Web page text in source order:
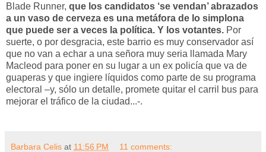
Blade Runner, que los candidatos ‘se vendan’ abrazados
a un vaso de cerveza es una metáfora de lo simplona
que puede ser a veces la política. Y los votantes. Por
suerte, o por desgracia, este barrio es muy conservador así
que no van a echar a una señora muy seria llamada Mary
Macleod para poner en su lugar a un ex policía que va de
guaperas y que ingiere líquidos como parte de su programa
electoral –y, sólo un detalle, promete quitar el carril bus para
mejorar el tráfico de la ciudad...-.
Barbara Celis at 11:56 PM 11 comments: